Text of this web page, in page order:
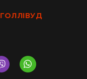
ГОЛЛІВУД